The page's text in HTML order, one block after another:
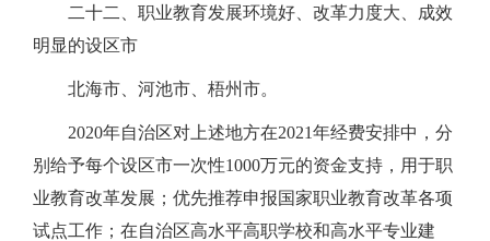
二十二、职业教育发展环境好、改革力度大、成效
明显的设区市
北海市、河池市、梧州市。
2020年自治区对上述地方在2021年经费安排中，分
别给予每个设区市一次性1000万元的资金支持，用于职
业教育改革发展；优先推荐申报国家职业教育改革各项
试点工作；在自治区高水平高职学校和高水平专业建